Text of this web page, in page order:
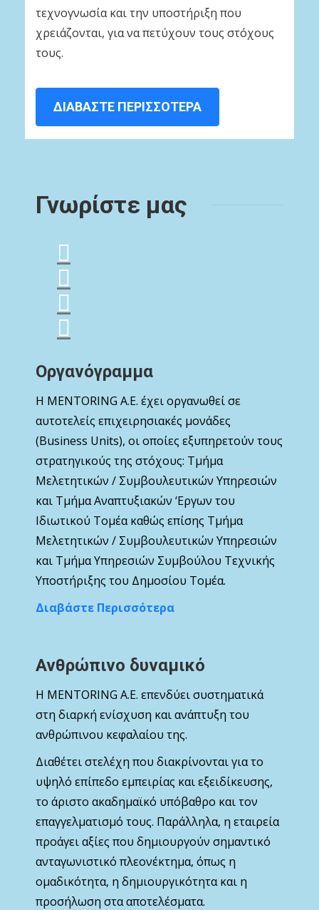
τεχνογνωσία και την υποστήριξη που
χρειάζονται, για να πετύχουν τους στόχους
τους.
ΔΙΑΒΑΣΤΕ ΠΕΡΙΣΣΟΤΕΡΑ
Γνωρίστε μας
Οργανόγραμμα
Η MENTORING Α.Ε. έχει οργανωθεί σε
αυτοτελείς επιχειρησιακές μονάδες
(Business Units), οι οποίες εξυπηρετούν τους
στρατηγικούς της στόχους: Τμήμα
Μελετητικών / Συμβουλευτικών Υπηρεσιών
και Τμήμα Αναπτυξιακών ‘Εργων του
Ιδιωτικού Τομέα καθώς επίσης Τμήμα
Μελετητικών / Συμβουλευτικών Υπηρεσιών
και Τμήμα Υπηρεσιών Συμβούλου Τεχνικής
Υποστήριξης του Δημοσίου Τομέα.
Διαβάστε Περισσότερα
Ανθρώπινο δυναμικό
Η MENTORING Α.Ε. επενδύει συστηματικά
στη διαρκή ενίσχυση και ανάπτυξη του
ανθρώπινου κεφαλαίου της.
Διαθέτει στελέχη που διακρίνονται για το
υψηλό επίπεδο εμπειρίας και εξειδίκευσης,
το άριστο ακαδημαϊκό υπόβαθρο και τον
επαγγελματισμό τους. Παράλληλα, η εταιρεία
προάγει αξίες που δημιουργούν σημαντικό
ανταγωνιστικό πλεονέκτημα, όπως η
ομαδικότητα, η δημιουργικότητα και η
προσήλωση στα αποτελέσματα.